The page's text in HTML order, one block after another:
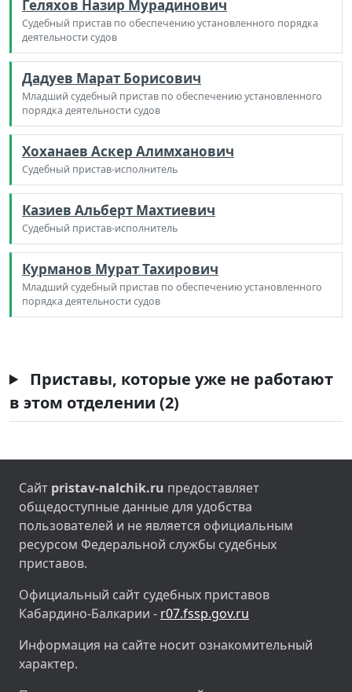
Геляхов Назир Мурадинович
Судебный пристав по обеспечению установленного порядка
деятельности судов
Дадуев Марат Борисович
Младший судебный пристав по обеспечению установленного
порядка деятельности судов
Хоханаев Аскер Алимханович
Судебный пристав-исполнитель
Казиев Альберт Махтиевич
Судебный пристав-исполнитель
Курманов Мурат Тахирович
Младший судебный пристав по обеспечению установленного
порядка деятельности судов
Приставы, которые уже не работают
в этом отделении (2)
Сайт pristav-nalchik.ru предоставляет
общедоступные данные для удобства
пользователей и не является официальным
ресурсом Федеральной службы судебных
приставов.
Официальный сайт судебных приставов
Кабардино-Балкарии - r07.fssp.gov.ru
Информация на сайте носит ознакомительный
характер.